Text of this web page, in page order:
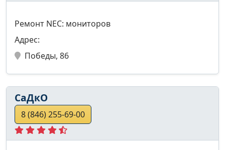
Ремонт NEC: мониторов
Адрес:
Победы, 86
СаДкО
8 (846) 255-69-00